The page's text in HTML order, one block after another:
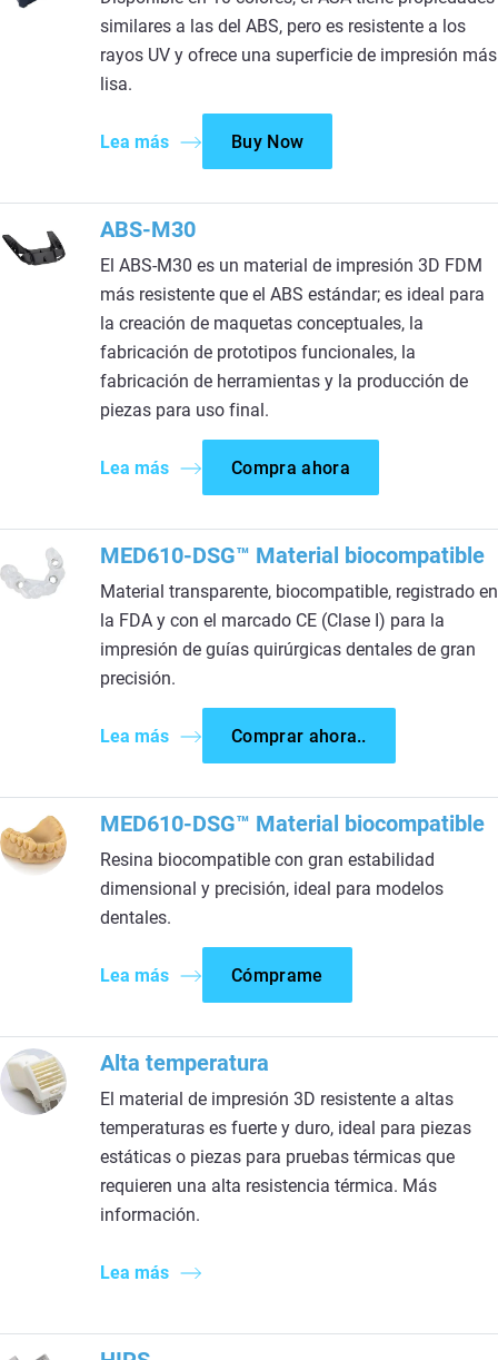
similares a las del ABS, pero es resistente a los
rayos UV y ofrece una superficie de impresión más
lisa.
Lea más Buy Now
ABS-M30
El ABS-M30 es un material de impresión 3D FDM
más resistente que el ABS estándar; es ideal para
la creación de maquetas conceptuales, la
fabricación de prototipos funcionales, la
fabricación de herramientas y la producción de
piezas para uso final.
Lea más Compra ahora
MED610-DSG™ Material biocompatible
Material transparente, biocompatible, registrado en
la FDA y con el marcado CE (Clase I) para la
impresión de guías quirúrgicas dentales de gran
precisión.
Lea más Comprar ahora..
MED610-DSG™ Material biocompatible
Resina biocompatible con gran estabilidad
dimensional y precisión, ideal para modelos
dentales.
Lea más Cómprame
Alta temperatura
El material de impresión 3D resistente a altas
temperaturas es fuerte y duro, ideal para piezas
estáticas o piezas para pruebas térmicas que
requieren una alta resistencia térmica. Más
información.
Lea más